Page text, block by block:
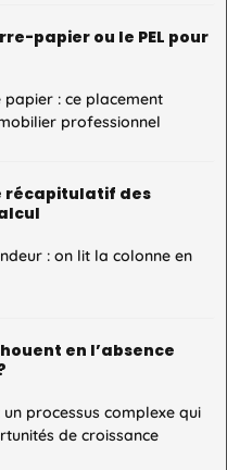
papier ou le PEL pour
papier : ce placement
professionnel
récapitulatif des
: on lit la colonne en
en l’absence
un processus complexe qui
de croissance